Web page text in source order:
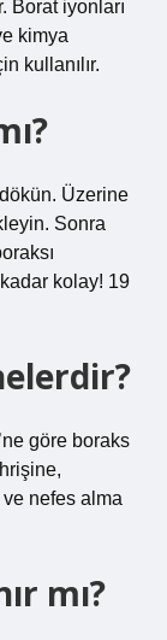
Borat iyonları
kimya
kullanılır.
Üzerine
Sonra
kolay! 19
göre boraks
nefes alma
mı?